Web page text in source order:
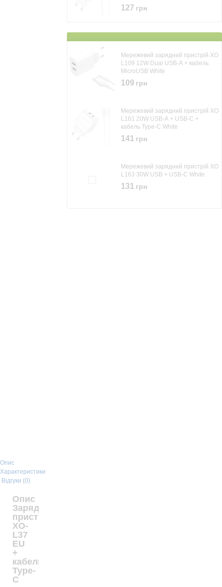
127 грн
Мережевий зарядний пристрій XO
L109 12W Dual USB-A + кабель
MicroUSB White
109 грн
Мережевий зарядний пристрій XO
L161 20W USB-A + USB-C +
кабель Type-C White
141 грн
Мережевий зарядний пристрій XO
L163 30W USB + USB-C White
131 грн
Опис
Характеристики
Відгуки (0)
Опис
Зарядний
пристрій
XO-
L37
EU
+
кабель
Type-
C